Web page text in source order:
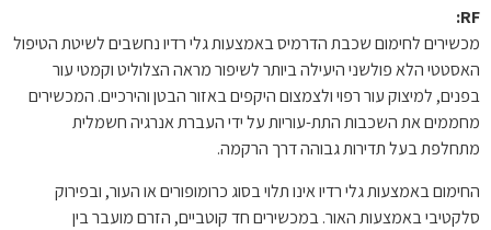
RF:
מכשירים לחימום שכבת הדרמיס באמצעות גלי רדיו נחשבים לשיטת הטיפול
האסטטי הלא פולשני היעילה ביותר לשיפור מראה הצלוליט וקמטי עור
בפנים, למיצוק עור רפוי ולצמצום היקפים באזור הבטן והירכיים. המכשירים
מחממים את השכבות התת-עוריות על ידי העברת אנרגיה חשמלית
מתחלפת בעל תדירות גבוהה דרך הרקמה.
החימום באמצעות גלי רדיו אינו תלוי בסוג כרומופורים או העור, ובפירוק
סלקטיבי באמצעות האור. במכשירים חד קוטביים, הזרם מועבר בין